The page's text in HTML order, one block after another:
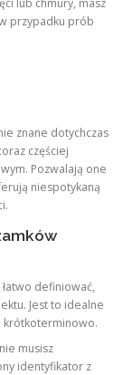
przypadku prób
znane dotychczas
częściej
Pozwalają one
niespotykaną
łatwo definiować,
Jest to idealne
krótkoterminowo.
musisz
identyfikator z